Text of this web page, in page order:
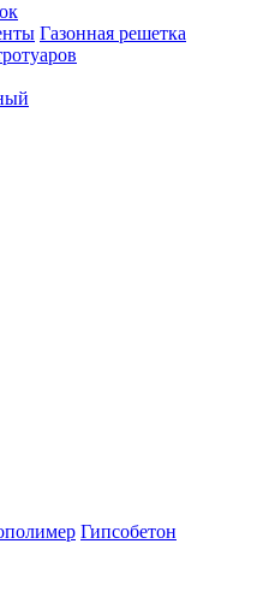
Газонная решетка
Гипсобетон